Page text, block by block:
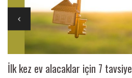
İlk kez ev alacaklar için 7 tavsiye